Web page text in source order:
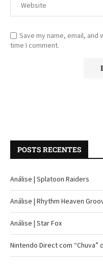
Save my name, email,
time I comment.
POSTS RECENTES
Análise | Splatoon Raiders
Análise | Rhythm Heaven
Análise | Star Fox
Nintendo Direct com “Chuva”